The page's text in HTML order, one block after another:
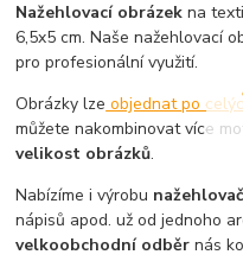
Nažehlovací obrázek na
6,5x5 cm. Naše nažehlovací
pro profesionální využití.
Obrázky lze objednat po
můžete nakombinovat více
velikost obrázků.
Nabízíme i výrobu
nápisů apod. už od jednoho
velkoobchodní odběr nás